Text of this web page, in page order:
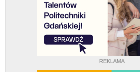
REKLAMA